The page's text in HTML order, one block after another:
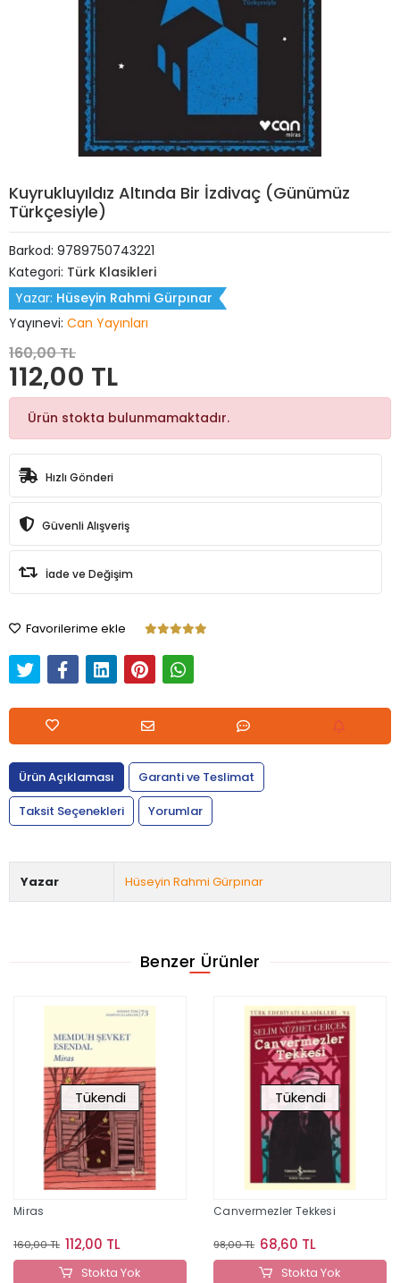
Kuyrukluyıldız Altında Bir İzdivaç (Günümüz
Türkçesiyle)
Barkod: 9789750743221
Kategori: Türk Klasikleri
Yazar: Hüseyin Rahmi Gürpınar
Yayınevi: Can Yayınları
160,00 TL
112,00 TL
Ürün stokta bulunmamaktadır.
Hızlı Gönderi
Güvenli Alışveriş
İade ve Değişim
Favorilerime ekle
Ürün Açıklaması
Garanti ve Teslimat
Taksit Seçenekleri
Yorumlar
Yazar Hüseyin Rahmi Gürpınar
Benzer Ürünler
Tükendi
Miras
160,00 TL 112,00 TL
Stokta Yok
Tükendi
Canvermezler Tekkesi
98,00 TL 68,60 TL
Stokta Yok